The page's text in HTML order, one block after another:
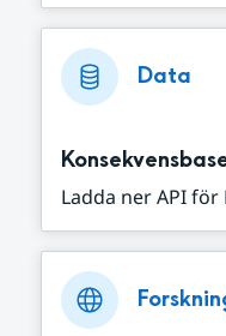
Data
Ladda ner API